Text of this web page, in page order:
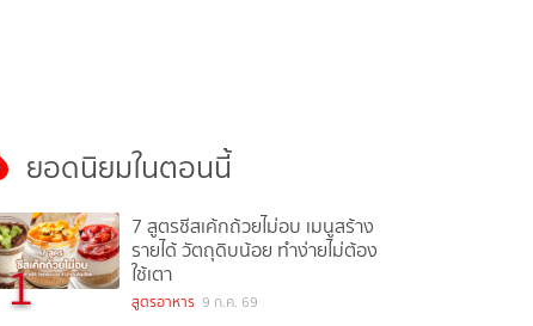
ยอดนิยมในตอนนี้
1
7 สูตรชีสเค้กถ้วยไม่อบ เมนูสร้าง
รายได้ วัตถุดิบน้อย ทำง่ายไม่ต้อง
ใช้เตา
สูตรอาหาร 9 ก.ค. 69